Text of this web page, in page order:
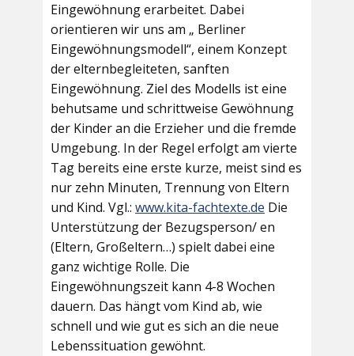
Eingewöhnung erarbeitet. Dabei
orientieren wir uns am „ Berliner
Eingewöhnungsmodell“, einem Konzept
der elternbegleiteten, sanften
Eingewöhnung. Ziel des Modells ist eine
behutsame und schrittweise Gewöhnung
der Kinder an die Erzieher und die fremde
Umgebung. In der Regel erfolgt am vierte
Tag bereits eine erste kurze, meist sind es
nur zehn Minuten, Trennung von Eltern
und Kind. Vgl.: www.kita-fachtexte.de Die
Unterstützung der Bezugsperson/ en
(Eltern, Großeltern…) spielt dabei eine
ganz wichtige Rolle. Die
Eingewöhnungszeit kann 4-8 Wochen
dauern. Das hängt vom Kind ab, wie
schnell und wie gut es sich an die neue
Lebenssituation gewöhnt.